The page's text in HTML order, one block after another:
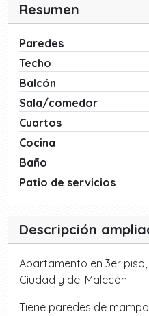
Resumen
Paredes
Techo
Balcón
Sala/comedor
Cuartos
Cocina
Baño
Patio de servicios
Descripción
Apartamento en 3er
Ciudad y del Malecón
Tiene paredes de